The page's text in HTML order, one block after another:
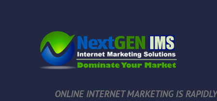
ONLINE INTERNET MARKETING IS